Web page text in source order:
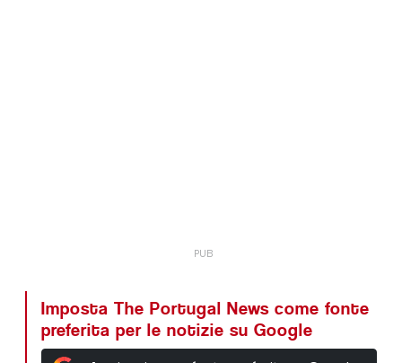
Imposta The Portugal News come fonte
preferita per le notizie su Google